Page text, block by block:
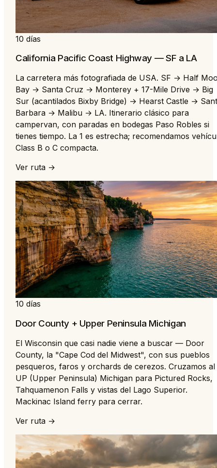
10 días
California Pacific Coast Highway — SF a LA
La carretera más fotografiada de USA. SF → Half
Bay → Santa Cruz → Monterey + 17-Mile Drive → Big
Sur (acantilados Bixby Bridge) → Hearst Castle →
Barbara → Malibu → LA. Itinerario clásico para
campervan, con paradas en bodegas Paso Robles si
tienes tiempo. La 1 es estrecha; recomendamos
Class B o C compacta.
Ver ruta →
10 días
Door County + Upper Peninsula Michigan
El Wisconsin que casi nadie viene a buscar — Door
County, la "Cape Cod del Midwest", con sus pueblos
pesqueros, faros y orchards de cerezos. Cruzamos al
UP (Upper Peninsula) Michigan para Pictured Rocks,
Tahquamenon Falls y vistas del Lago Superior.
Mackinac Island ferry para cerrar.
Ver ruta →